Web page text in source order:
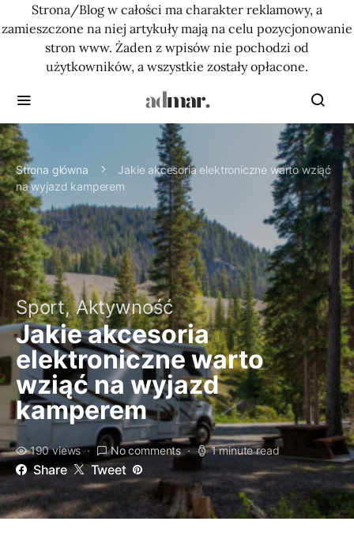
Strona/Blog w całości ma charakter reklamowy, a
zamieszczone na niej artykuły mają na celu pozycjonowanie
stron www. Żaden z wpisów nie pochodzi od
użytkowników, a wszystkie zostały opłacone.
Strona główna
Jakie akcesoria elektroniczne warto wziąć
na wyjazd kamperem
Sport, Aktywność
Jakie akcesoria
elektroniczne warto
wziąć na wyjazd
kamperem
190 views No comments 1 minute read
Share Tweet